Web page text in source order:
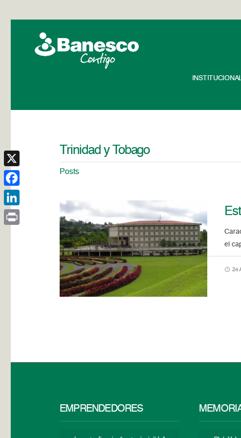
Trinidad y Tobago
Posts
el
24
EMPRENDEDORES
X
Facebook
LinkedIn